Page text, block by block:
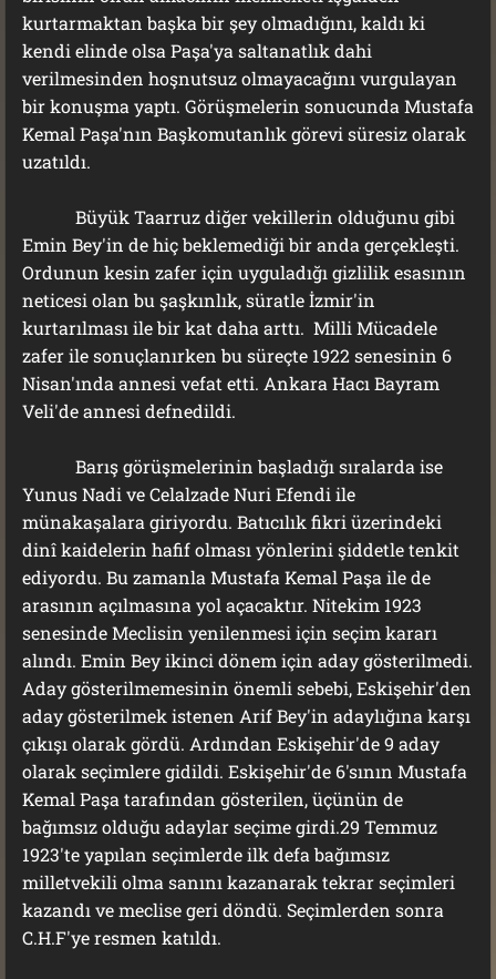
kurtarmaktan başka bir şey olmadığını, kaldı ki
kendi elinde olsa Paşa'ya saltanatlık dahi
verilmesinden hoşnutsuz olmayacağını vurgulayan
bir konuşma yaptı. Görüşmelerin sonucunda Mustafa
Kemal Paşa'nın Başkomutanlık görevi süresiz olarak
uzatıldı.
Büyük Taarruz diğer vekillerin olduğunu gibi
Emin Bey'in de hiç beklemediği bir anda gerçekleşti.
Ordunun kesin zafer için uyguladığı gizlilik esasının
neticesi olan bu şaşkınlık, süratle İzmir'in
kurtarılması ile bir kat daha arttı. Milli Mücadele
zafer ile sonuçlanırken bu süreçte 1922 senesinin 6
Nisan'ında annesi vefat etti. Ankara Hacı Bayram
Veli'de annesi defnedildi.
Barış görüşmelerinin başladığı sıralarda ise
Yunus Nadi ve Celalzade Nuri Efendi ile
münakaşalara giriyordu. Batıcılık fikri üzerindeki
dinî kaidelerin hafif olması yönlerini şiddetle tenkit
ediyordu. Bu zamanla Mustafa Kemal Paşa ile de
arasının açılmasına yol açacaktır. Nitekim 1923
senesinde Meclisin yenilenmesi için seçim kararı
alındı. Emin Bey ikinci dönem için aday gösterilmedi.
Aday gösterilmemesinin önemli sebebi, Eskişehir'den
aday gösterilmek istenen Arif Bey'in adaylığına karşı
çıkışı olarak gördü. Ardından Eskişehir'de 9 aday
olarak seçimlere gidildi. Eskişehir'de 6'sının Mustafa
Kemal Paşa tarafından gösterilen, üçünün de
bağımsız olduğu adaylar seçime girdi.29 Temmuz
1923'te yapılan seçimlerde ilk defa bağımsız
milletvekili olma sanını kazanarak tekrar seçimleri
kazandı ve meclise geri döndü. Seçimlerden sonra
C.H.F'ye resmen katıldı.